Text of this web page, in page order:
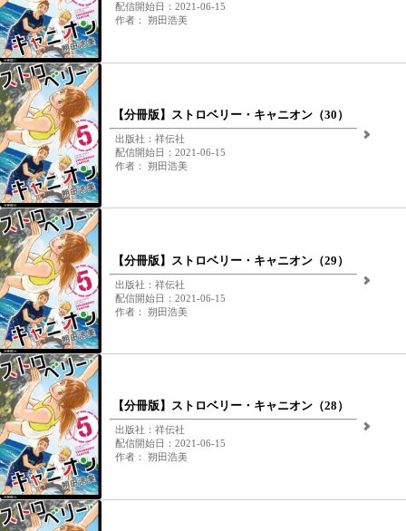
配信開始日：2021-06-15
作者： 朔田浩美
【分冊版】ストロベリー・キャニオン（30）
出版社：祥伝社
配信開始日：2021-06-15
作者： 朔田浩美
【分冊版】ストロベリー・キャニオン（29）
出版社：祥伝社
配信開始日：2021-06-15
作者： 朔田浩美
【分冊版】ストロベリー・キャニオン（28）
出版社：祥伝社
配信開始日：2021-06-15
作者： 朔田浩美